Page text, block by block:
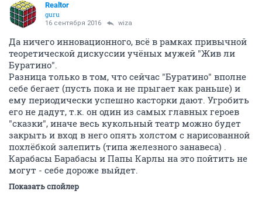
Realtor
guru
16 сентября 2016 wiza
Да ничего инновационного, всё в рамках привычной
теоретической дискуссии учёных мужей "Жив ли
Буратино".
Разница только в том, что сейчас "Буратино" вполне
себе бегает (пусть пока и не прыгает как раньше) и
ему периодически успешно касторки дают. Угробить
его не дадут, т.к. он один из самых главных героев
"сказки", иначе весь кукольный театр можно будет
закрыть и вход в него опять холстом с нарисованной
похлёбкой залепить (типа железного занавеса) .
Карабасы Барабасы и Папы Карлы на это пойтить не
могут - себе дороже выйдет.
Показать спойлер